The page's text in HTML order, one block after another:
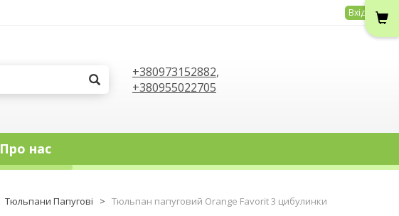
Вхід
+380973152882,
+380955022705
Про нас
Тюльпани Папугові > Тюльпан папуговий Orange Favorit 3 цибулинки